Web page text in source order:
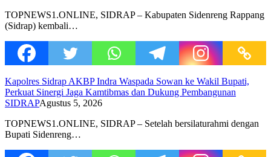
TOPNEWS1.ONLINE, SIDRAP – Kabupaten Sidenreng Rappang
(Sidrap) kembali…
Kapolres Sidrap AKBP Indra Waspada Sowan ke Wakil Bupati,
Perkuat Sinergi Jaga Kamtibmas dan Dukung Pembangunan
SIDRAPAgustus 5, 2026
TOPNEWS1.ONLINE, SIDRAP – Setelah bersilaturahmi dengan
Bupati Sidenreng…